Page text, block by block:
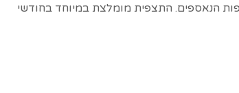
הנאספים. התצפית מומלצת במיוחד בחודשי